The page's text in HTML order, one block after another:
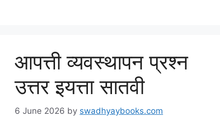
आपत्ती व्यवस्थापन प्रश्न
उत्तर इयत्ता सातवी
6 June 2026 by swadhyaybooks.com